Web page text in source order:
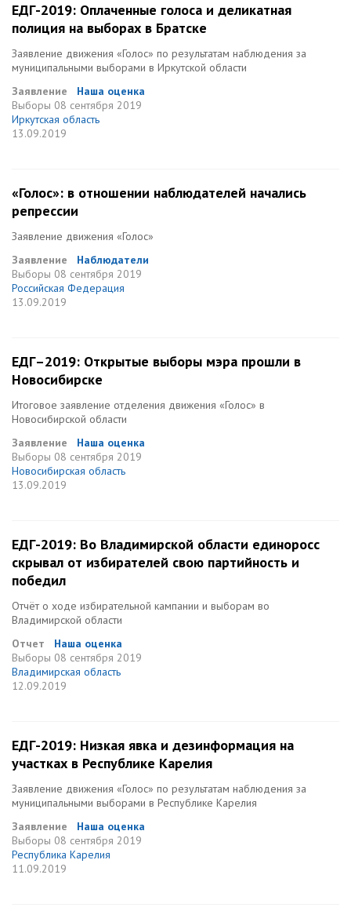
ЕДГ-2019: Оплаченные голоса и деликатная
полиция на выборах в Братске
Заявление движения «Голос» по результатам наблюдения за
муниципальными выборами в Иркутской области
Заявление
Наша оценка
Выборы 08 сентября 2019
Иркутская область
13.09.2019
«Голос»: в отношении наблюдателей начались
репрессии
Заявление движения «Голос»
Заявление
Наблюдатели
Выборы 08 сентября 2019
Российская Федерация
13.09.2019
ЕДГ–2019: Открытые выборы мэра прошли в
Новосибирске
Итоговое заявление отделения движения «Голос» в
Новосибирской области
Заявление
Наша оценка
Выборы 08 сентября 2019
Новосибирская область
13.09.2019
ЕДГ-2019: Во Владимирской области единоросс
скрывал от избирателей свою партийность и
победил
Отчёт о ходе избирательной кампании и выборам во
Владимирской области
Отчет
Наша оценка
Выборы 08 сентября 2019
Владимирская область
12.09.2019
ЕДГ-2019: Низкая явка и дезинформация на
участках в Республике Карелия
Заявление движения «Голос» по результатам наблюдения за
муниципальными выборами в Республике Карелия
Заявление
Наша оценка
Выборы 08 сентября 2019
Республика Карелия
11.09.2019